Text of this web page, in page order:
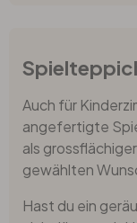
Auch für
angefertigte
als
gewählten
Hast du ein